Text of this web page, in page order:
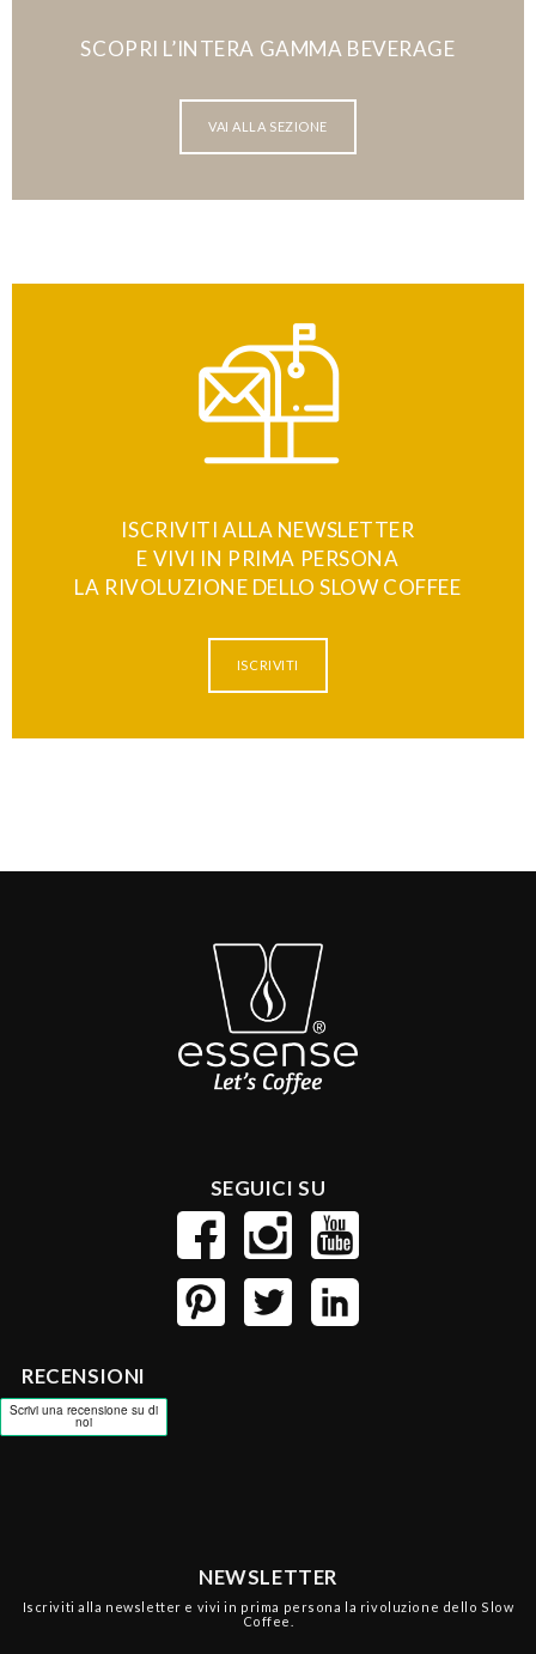
SCOPRI L’INTERA GAMMA BEVERAGE
VAI ALLA SEZIONE
ISCRIVITI ALLA NEWSLETTER
E VIVI IN PRIMA PERSONA
LA RIVOLUZIONE DELLO SLOW COFFEE
ISCRIVITI
SEGUICI SU
RECENSIONI
NEWSLETTER
Iscriviti alla newsletter e vivi in prima persona la rivoluzione dello Slow
Coffee.